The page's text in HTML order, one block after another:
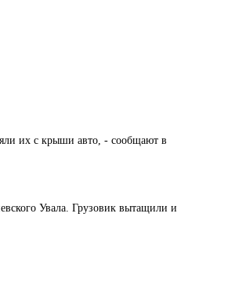
их с крыши авто, - сообщают в
Увала. Грузовик вытащили и